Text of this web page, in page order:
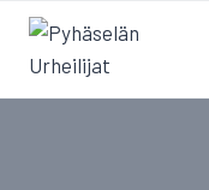
Siirry
sisältöön